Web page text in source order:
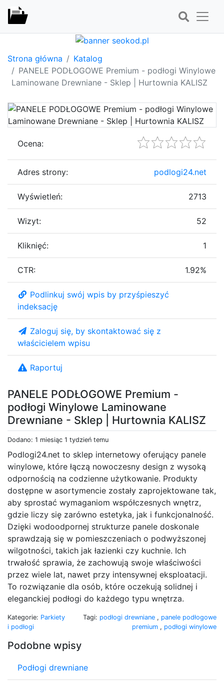
Strona główna
Katalog
PANELE PODŁOGOWE Premium - podłogi Winylowe
Laminowane Drewniane - Sklep | Hurtownia KALISZ
PANELE PODŁOGOWE Premium -
podłogi Winylowe Laminowane
Drewniane - Sklep | Hurtownia KALISZ
Dodano: 1 miesiąc 1 tydzień temu
Podlogi24.net to sklep internetowy oferujący panele
winylowe, które łączą nowoczesny design z wysoką
odpornością na codzienne użytkowanie. Produkty
dostępne w asortymencie zostały zaprojektowane tak,
aby sprostać wymaganiom współczesnych wnętrz,
gdzie liczy się zarówno estetyka, jak i funkcjonalność.
Dzięki wodoodpornej strukturze panele doskonale
sprawdzają się w pomieszczeniach o podwyższonej
wilgotności, takich jak łazienki czy kuchnie. Ich
trwałość sprawia, że zachowują swoje właściwości
przez wiele lat, nawet przy intensywnej eksploatacji.
To rozwiązanie dla osób, które oczekują solidnej i
eleganckiej podłogi do każdego typu wnętrza.
Kategorie: Parkiety
i podłogi
Tagi: podłogi drewniane , panele podłogowe
premium , podłogi winylowe
Podobne wpisy
Podłogi drewniane
Ocena:
Adres strony: podlogi24.net
Wyświetleń: 2713
Wizyt: 52
Kliknięć: 1
CTR: 1.92%
Podlinkuj swój wpis by przyśpieszyć
indeksację
Zaloguj się, by skontaktować się z
właścicielem wpisu
Raportuj